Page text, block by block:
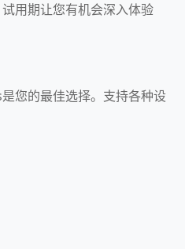
用期让您有机会深入体验
您的最佳选择。支持各种设